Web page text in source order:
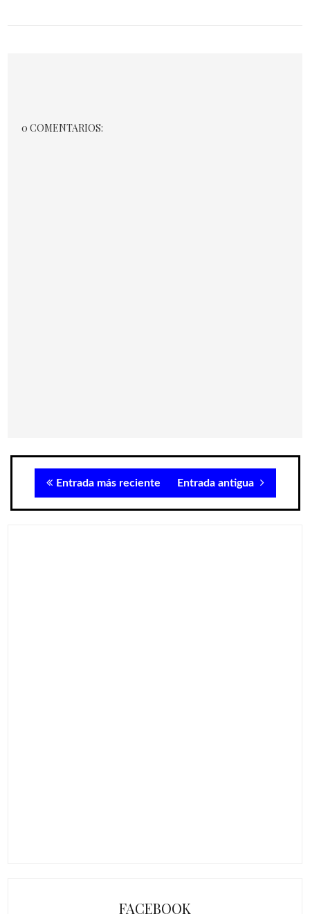
0 COMENTARIOS:
Entrada más reciente Entrada antigua
FACEBOOK